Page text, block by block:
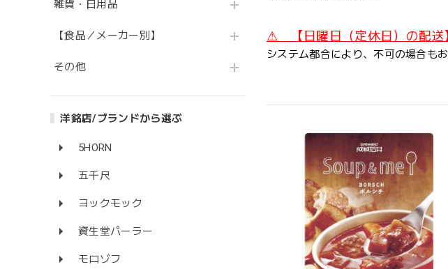
雑貨・日用品
【食品／メーカー別】
その他
洋銘店/ブランドから選ぶ
5HORN
五千尺
ヨックモック
資生堂パーラー
モロゾフ
⚠ 【日曜日（定休日）の配送
システム都合により、不可の場合も